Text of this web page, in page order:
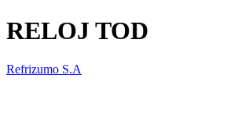
RELOJ TOD
Refrizumo S.A